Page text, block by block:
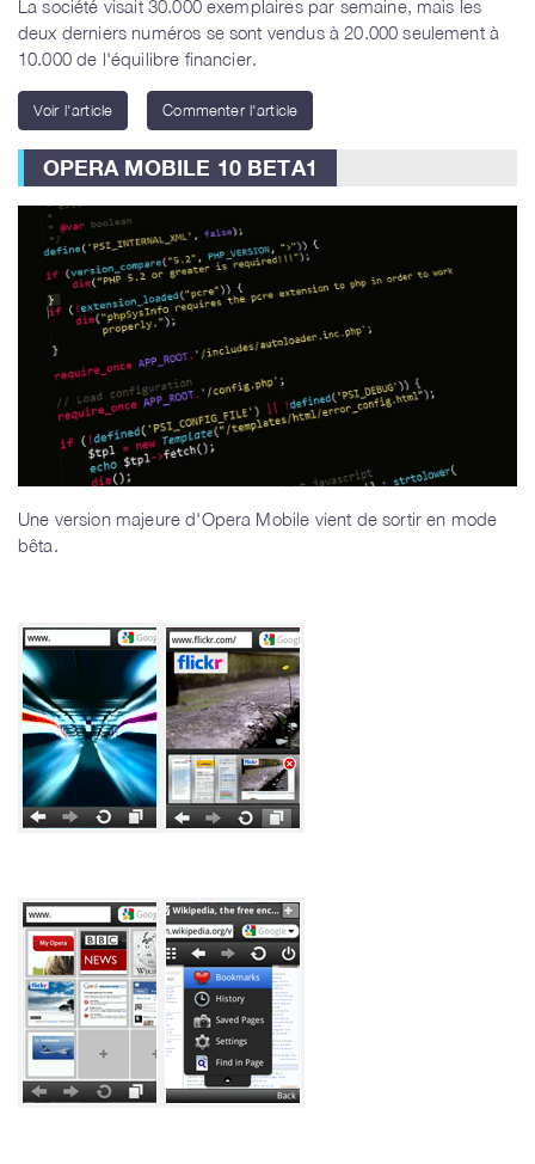
La société visait 30.000 exemplaires par semaine, mais les
deux derniers numéros se sont vendus à 20.000 seulement à
10.000 de l'équilibre financier.
Voir l'article Commenter l'article
OPERA MOBILE 10 BETA1
Une version majeure d'Opera Mobile vient de sortir en mode
bêta.